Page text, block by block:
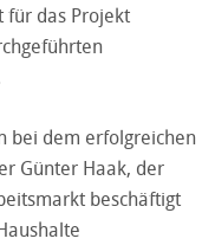
für das Projekt
bei dem erfolgreichen
Günter Haak, der
beschäftigt